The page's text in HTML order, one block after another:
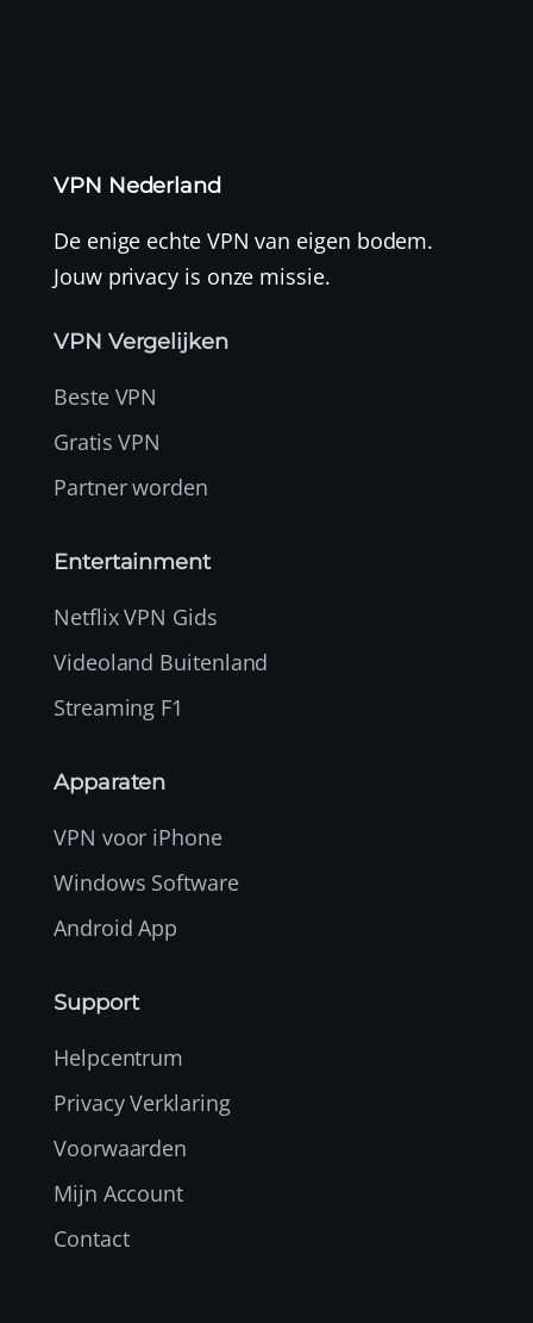
VPN Nederland
De enige echte VPN van eigen bodem.
Jouw privacy is onze missie.
VPN Vergelijken
Beste VPN
Gratis VPN
Partner worden
Entertainment
Netflix VPN Gids
Videoland Buitenland
Streaming F1
Apparaten
VPN voor iPhone
Windows Software
Android App
Support
Helpcentrum
Privacy Verklaring
Voorwaarden
Mijn Account
Contact